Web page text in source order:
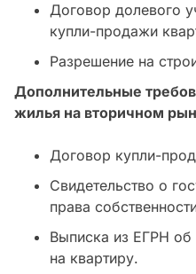
Договор долевого
купли-продажи
Разрешение на
Дополнительные
жилья на вторичном
Договор купли-
Свидетельство о
права
Выписка из ЕГРН об
на квартиру.